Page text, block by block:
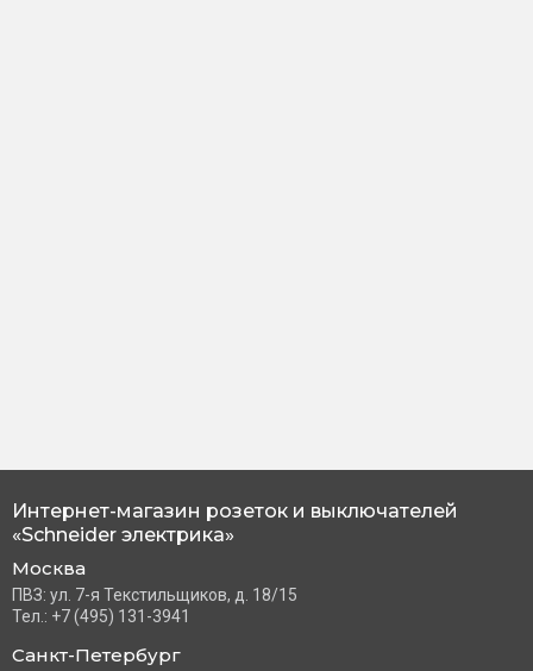
Интернет-магазин розеток и выключателей
«Schneider электрика»
Москва
ПВЗ: ул. 7-я Текстильщиков, д. 18/15
Тел.: +7 (495) 131-3941
Санкт-Петербург